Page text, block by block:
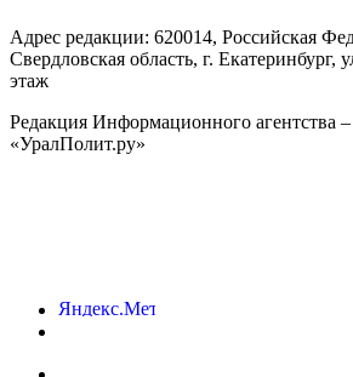
Адрес редакции: 620014, Российская
Свердловская область, г. Екатеринбург,
этаж
Редакция Информационного агентства
«УралПолит.ру»